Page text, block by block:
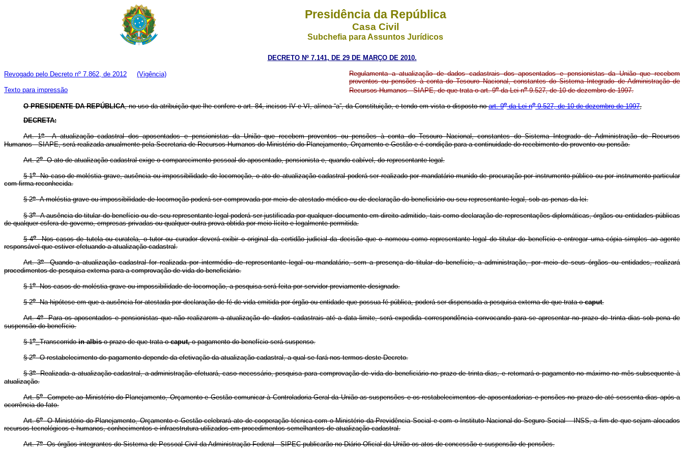
Presidência da República
Casa Civil
Subchefia para Assuntos Jurídicos
DECRETO Nº 7.141, DE 29 DE MARÇO DE 2010.
Revogado pelo Decreto nº 7.862, de 2012 (Vigência)
Texto para impressão
Regulamenta a atualização de dados cadastrais dos aposentados e pensionistas da União que recebem
proventos ou pensões à conta do Tesouro Nacional, constantes do Sistema Integrado de Administração de
Recursos Humanos - SIAPE, de que trata o art. 9oda Lei no9.527, de 10 de dezembro de 1997.
O PRESIDENTE DA REPÚBLICA, no uso da atribuição que lhe confere o art. 84, incisos IV e VI, alínea “a”, da Constituição, e tendo em vista o disposto noart. 9oda Lei no9.527, de 10 de dezembro de 1997,
DECRETA:
Art. 1oA atualização cadastral dos aposentados e pensionistas da União que recebem proventos ou pensões à conta do Tesouro Nacional, constantes do Sistema Integrado de Administração de Recursos
Humanos - SIAPE, será realizada anualmente pela Secretaria de Recursos Humanos do Ministério do Planejamento, Orçamento e Gestão e é condição para a continuidade do recebimento do provento ou pensão.
Art. 2oO ato de atualização cadastral exige o comparecimento pessoal do aposentado, pensionista e, quando cabível, do representante legal.
§ 1oNo caso de moléstia grave, ausência ou impossibilidade de locomoção, o ato de atualização cadastral poderá ser realizado por mandatário munido de procuração por instrumento público ou por instrumento particular
com firma reconhecida.
§ 2oA moléstia grave ou impossibilidade de locomoção poderá ser comprovada por meio de atestado médico ou de declaração do beneficiário ou seu representante legal, sob as penas da lei.
§ 3oA ausência do titular do benefício ou de seu representante legal poderá ser justificada por qualquer documento em direito admitido, tais como declaração de representações diplomáticas, órgãos ou entidades públicas
de qualquer esfera de governo, empresas privadas ou qualquer outra prova obtida por meio lícito e legalmente permitida.
§ 4oNos casos de tutela ou curatela, o tutor ou curador deverá exibir o original da certidão judicial da decisão que o nomeou como representante legal do titular do benefício e entregar uma cópia simples ao agente
responsável que estiver efetuando a atualização cadastral.
Art. 3oQuando a atualização cadastral for realizada por intermédio de representante legal ou mandatário, sem a presença do titular do benefício, a administração, por meio de seus órgãos ou entidades, realizará
procedimentos de pesquisa externa para a comprovação de vida do beneficiário.
§ 1oNos casos de moléstia grave ou impossibilidade de locomoção, a pesquisa será feita por servidor previamente designado.
§ 2oNa hipótese em que a ausência for atestada por declaração de fé de vida emitida por órgão ou entidade que possua fé pública, poderá ser dispensada a pesquisa externa de que trata ocaput.
Art. 4oPara os aposentados e pensionistas que não realizarem a atualização de dados cadastrais até a data limite, será expedida correspondência convocando para se apresentar no prazo de trinta dias sob pena de
suspensão do benefício.
§ 1o Transcorridoin albiso prazo de que trata ocaput,o pagamento do benefício será suspenso.
§ 2oO restabelecimento do pagamento depende da efetivação da atualização cadastral, a qual se fará nos termos deste Decreto.
§ 3oRealizada a atualização cadastral, a administração efetuará, caso necessário, pesquisa para comprovação de vida do beneficiário no prazo de trinta dias, e retomará o pagamento no máximo no mês subsequente à
atualização.
Art. 5oCompete ao Ministério do Planejamento, Orçamento e Gestão comunicar à Controladoria-Geral da União as suspensões e os restabelecimentos de aposentadorias e pensões no prazo de até sessenta dias após a
ocorrência do fato.
Art. 6oO Ministério do Planejamento, Orçamento e Gestão celebrará ato de cooperação técnica com o Ministério da Previdência Social e com o Instituto Nacional do Seguro Social – INSS, a fim de que sejam alocados
recursos tecnológicos e humanos, conhecimentos e infraestrutura utilizados em procedimentos semelhantes de atualização cadastral.
Art. 7oOs órgãos integrantes do Sistema de Pessoal Civil da Administração Federal - SIPEC publicarão no Diário Oficial da União os atos de concessão e suspensão de pensões.